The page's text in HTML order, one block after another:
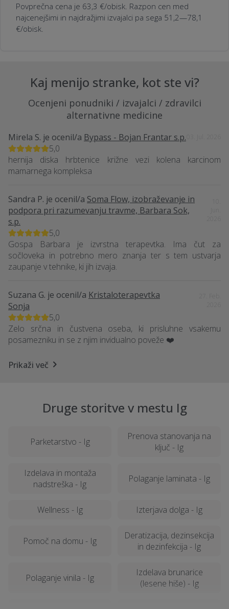
Povprečna cena je 63,3 €/obisk. Razpon cen med
najcenejšimi in najdražjimi izvajalci pa sega 51,2—78,1
€/obisk.
Kaj menijo stranke, kot ste vi?
Ocenjeni ponudniki / izvajalci / zdravilci
alternativne medicine
Mirela S. je ocenil/a Bypass - Bojan Frantar s.p.
5,0
hernija diska hrbtenice križne vezi kolena karcinom
mamarnega kompleksa
Sandra P. je ocenil/a Soma Flow, izobraževanje in
podpora pri razumevanju travme, Barbara Sok,
s.p.
5,0
Gospa Barbara je izvrstna terapevtka. Ima čut za
sočloveka in potrebno mero znanja ter s tem ustvarja
zaupanje v tehnike, ki jih izvaja.
Suzana G. je ocenil/a Kristaloterapevtka
Sonja
5,0
Zelo srčna in čustvena oseba, ki prisluhne vsakemu
posamezniku in se z njim invidualno poveže ❤️
Prikaži več
Druge storitve v mestu Ig
Parketarstvo - Ig
Prenova stanovanja na
ključ - Ig
Izdelava in montaža
nadstreška - Ig
Polaganje laminata - Ig
Wellness - Ig Izterjava dolga - Ig
Pomoč na domu - Ig
Deratizacija, dezinsekcija
in dezinfekcija - Ig
Polaganje vinila - Ig
Izdelava brunarice
(lesene hiše) - Ig